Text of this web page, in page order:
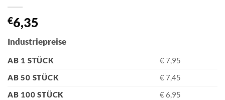
€6,35
Industriepreise
AB 1 STÜCK
€ 7,95
AB 50 STÜCK
€ 7,45
AB 100 STÜCK
€ 6,95